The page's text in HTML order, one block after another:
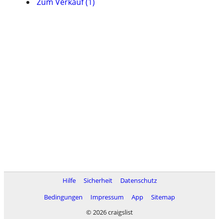
Hilfe Sicherheit
Datenschutz
Bedingungen
Impressum App
Sitemap
© 2026 craigslist